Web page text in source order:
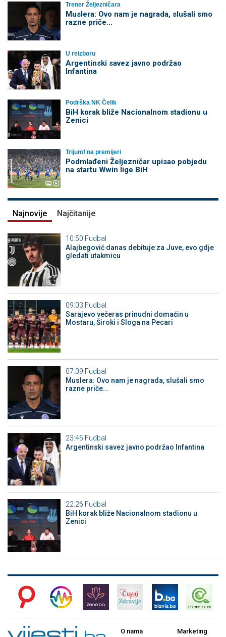
Trener Željezničara
Muslera: Ovo nam je nagrada, slušali smo
razne priče...
U reizboru
Argentinski savez javno podržao
Infantina
Podrška NK Čelik
BiH korak bliže Nacionalnom stadionu u
Zenici
Trijumf na premijeri
Podmlađeni Željezničar upisao pobjedu
na startu Wwin lige BiH
Najnovije Najčitanije
10:50 Fudbal
Alajbegović danas debituje za Juve, evo gdje
gledati utakmicu
09:03 Fudbal
Sarajevo večeras prinudni domaćin u
Mostaru, Široki i Sloga na Pecari
07:09 Fudbal
Muslera: Ovo nam je nagrada, slušali smo
razne priče...
23:45 Fudbal
Argentinski savez javno podržao Infantina
22:26 Fudbal
BiH korak bliže Nacionalnom stadionu u
Zenici
O nama Marketing